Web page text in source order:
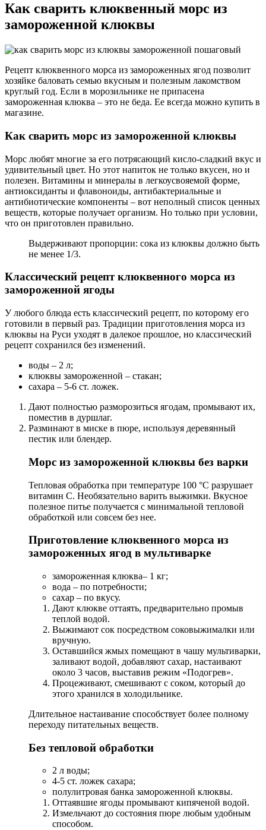
Как сварить клюквенный морс из
замороженной клюквы
Рецепт клюквенного морса из замороженных ягод позволит
хозяйке баловать семью вкусным и полезным лакомством
круглый год. Если в морозильнике не припасена
замороженная клюква – это не беда. Ее всегда можно купить в
магазине.
Как сварить морс из замороженной клюквы
Морс любят многие за его потрясающий кисло-сладкий вкус и
удивительный цвет. Но этот напиток не только вкусен, но и
полезен. Витамины и минералы в легкоусвояемой форме,
антиоксиданты и флавоноиды, антибактериальные и
антибиотические компоненты – вот неполный список ценных
веществ, которые получает организм. Но только при условии,
что он приготовлен правильно.
Выдерживают пропорции: сока из клюквы должно быть
не менее 1/3.
Классический рецепт клюквенного морса из
замороженной ягоды
У любого блюда есть классический рецепт, по которому его
готовили в первый раз. Традиции приготовления морса из
клюквы на Руси уходят в далекое прошлое, но классический
рецепт сохранился без изменений.
воды – 2 л;
клюквы замороженной – стакан;
сахара – 5-6 ст. ложек.
Дают полностью разморозиться ягодам, промывают их,
поместив в дуршлаг.
Разминают в миске в пюре, используя деревянный
пестик или блендер.
Морс из замороженной клюквы без варки
Тепловая обработка при температуре 100 °С разрушает
витамин С. Необязательно варить выжимки. Вкусное
полезное питье получается с минимальной тепловой
обработкой или совсем без нее.
Приготовление клюквенного морса из
замороженных ягод в мультиварке
замороженная клюква– 1 кг;
вода – по потребности;
сахар – по вкусу.
Дают клюкве оттаять, предварительно промыв
теплой водой.
Выжимают сок посредством соковыжималки или
вручную.
Оставшийся жмых помещают в чашу мультиварки,
заливают водой, добавляют сахар, настаивают
около 3 часов, выставив режим «Подогрев».
Процеживают, смешивают с соком, который до
этого хранился в холодильнике.
Длительное настаивание способствует более полному
переходу питательных веществ.
Без тепловой обработки
2 л воды;
4-5 ст. ложек сахара;
полулитровая банка замороженной клюквы.
Оттаявшие ягоды промывают кипяченой водой.
Измельчают до состояния пюре любым удобным
способом.